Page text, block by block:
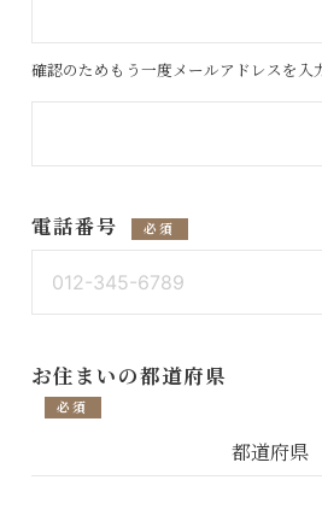
確認のためもう一度メールアドレスを入
電話番号 必須
お住まいの都道府県
必須